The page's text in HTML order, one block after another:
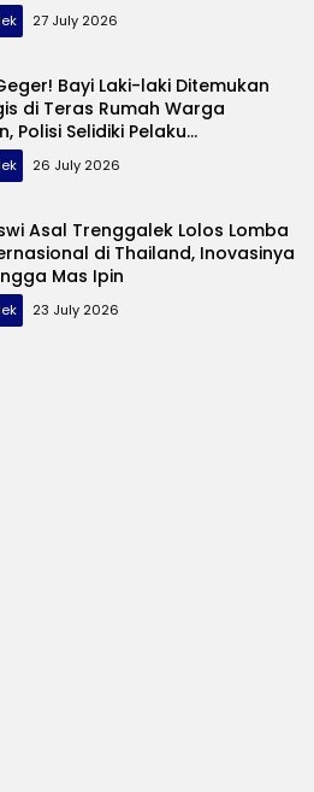
27 July 2026
Bayi Laki-laki Ditemukan
di Teras Rumah Warga
Polisi Selidiki Pelaku
26 July 2026
Asal Trenggalek Lolos Lomba
di Thailand, Inovasinya
Mas Ipin
23 July 2026